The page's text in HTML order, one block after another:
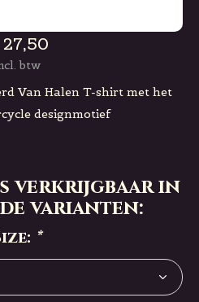
btw
Van Halen T-shirt met het
designmotief
verkrijgbaar in
varianten:
*